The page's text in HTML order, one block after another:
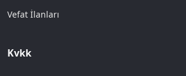
Vefat İlanları
Kvkk